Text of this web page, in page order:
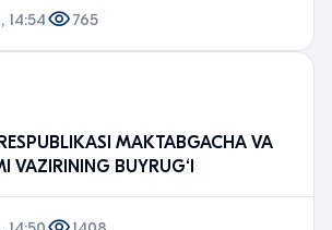
14:54 765
MAKTABGACHA VA
VAZIRINING BUYRUG‘I